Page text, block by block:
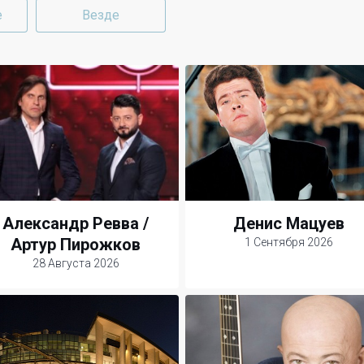
Везде
Александр Ревва /
Артур Пирожков
28 Августа 2026
Денис Мацуев
1 Сентября 2026